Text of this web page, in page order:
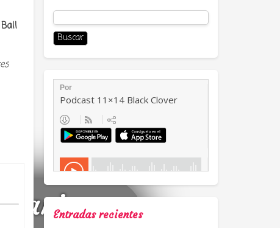
anime y
Buscar:
Entradas recientes